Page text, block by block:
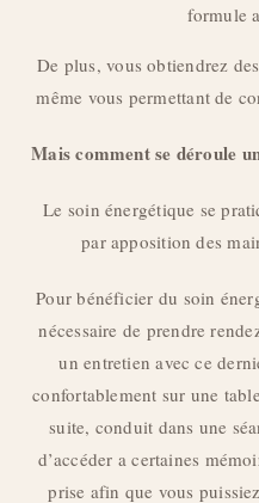
formule
De plus, vous obtiendrez
même vous permettant de
Mais comment se déroule
Le soin énergétique se
par apposition des
Pour bénéficier du soin
nécessaire de prendre
un entretien avec ce
confortablement sur une
suite, conduit dans une
d’accéder a certaines
prise afin que vous